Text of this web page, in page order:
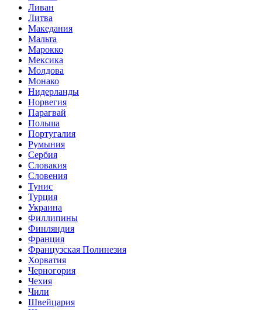
Ливан
Литва
Македания
Мальта
Марокко
Мексика
Молдова
Монако
Нидерланды
Норвегия
Парагвай
Польша
Португалия
Румыния
Сербия
Словакия
Словения
Тунис
Турция
Украина
Филлипины
Финляндия
Франция
Французская Полинезия
Хорватия
Черногория
Чехия
Чили
Швейцария